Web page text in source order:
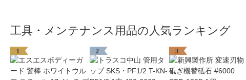
工具・メンテナンス用品の人気ランキング
1 2 3